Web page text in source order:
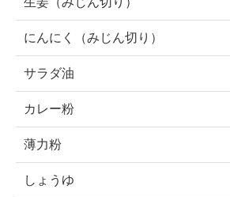
にんにく（みじん切り）
サラダ油
カレー粉
薄力粉
しょうゆ